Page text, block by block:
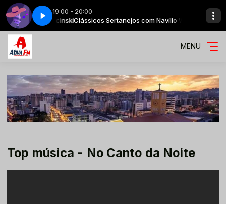
19:00 - 20:00
Navílio WescinskiClássicos Sertanejos com Navílio Wescinski
MENU
Top música - No Canto da Noite